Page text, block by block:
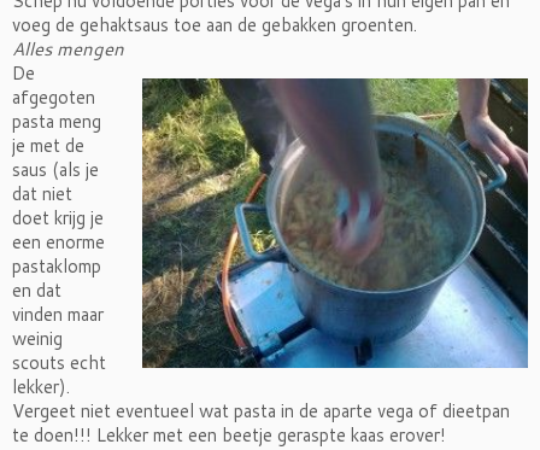
voeg de gehaktsaus toe aan de gebakken groenten.
Alles mengen
De
afgegoten
pasta meng
je met de
saus (als je
dat niet
doet krijg je
een enorme
pastaklomp
en dat
vinden maar
weinig
scouts echt
lekker).
Vergeet niet eventueel wat pasta in de aparte vega of dieetpan
te doen!!! Lekker met een beetje geraspte kaas erover!